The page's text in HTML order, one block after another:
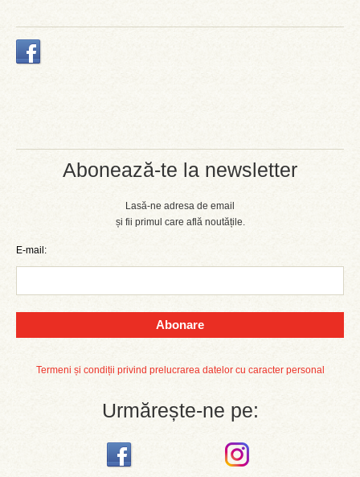
Abonează-te la newsletter
Lasă-ne adresa de email
și fii primul care află noutățile.
E-mail:
Abonare
Termeni și condiții privind prelucrarea datelor cu caracter personal
Urmărește-ne pe: